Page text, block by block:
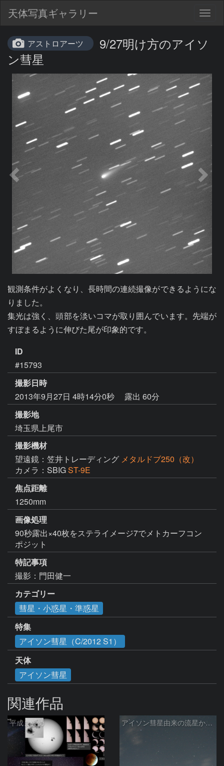
天体写真ギャラリー
アストロアーツ
9/27明け方のアイソ
ン彗星
観測条件がよくなり、長時間の連続撮像ができるようにな
りました。
集光は強く、頭部を淡いコマが取り囲んでいます。先端が
ID
#15793
撮影日時
2013年9月27日 4時14分0秒
露出 60分
撮影地
埼玉県上尾市
撮影機材
望遠鏡：笠井トレーディング メタルドブ250（改）
カメラ：SBIGST-9E
焦点距離
1250mm
画像処理
90秒露出×40枚をステライメージ7でメトカーフコン
ポジット
特記事項
撮影：門田健一
カテゴリー
彗星・小惑星・準惑星
特集
アイソン彗星（C/2012 S1）
天体
アイソン彗星
関連作品
平成まとめ アイソン彗星由来の流星か☆彡